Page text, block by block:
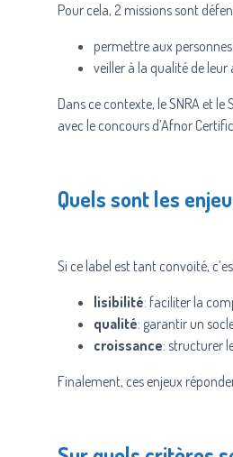
Pour cela, 2 missions sont
permettre aux
veiller à la qualité de
Dans ce contexte, le SNRA et le
avec le concours d’Afnor
Quels sont les
Si ce label est tant convoité,
lisibilité: faciliter la
qualité: garantir un
croissance: structurer
Finalement, ces enjeux